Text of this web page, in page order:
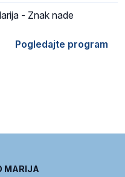
- Znak nade
Pogledajte program
MARIJA